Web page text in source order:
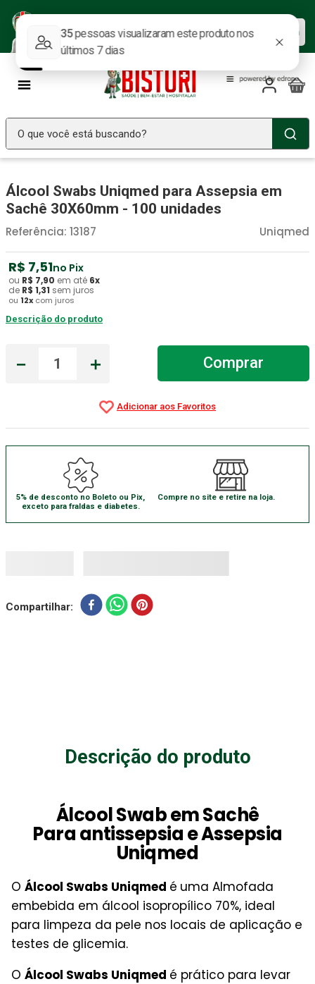
ofertas.
Baixar agora
O que você está buscando?
Álcool Swabs Uniqmed para Assepsia em
Sachê 30X60mm - 100 unidades
Uniqmed
Referência: 13187
R$ 7,51no Pix
ou R$ 7,90 em até 6x
de R$ 1,31 sem juros
ou 12x com juros
Descrição do produto
＋
－ Comprar
5% de desconto no Boleto ou Pix,
exceto para fraldas e diabetes.
Compre no site e retire na loja.
Compartilhar
Descrição do produto
Álcool Swab em Sachê
Para antissepsia e Assepsia
Uniqmed
O Álcool Swabs Uniqmed é uma Almofada
embebida em álcool isopropílico 70%, ideal
para limpeza da pele nos locais de aplicação e
testes de glicemia.
O Álcool Swabs Uniqmed é prático para levar
1º Seringa Insulina
2 º Fralda Geriatrica
3 º Luva Latex
4º Littmann
5 º Absorvente Geriatrico
º Estetoscopio Littmann
Gaze Esteril